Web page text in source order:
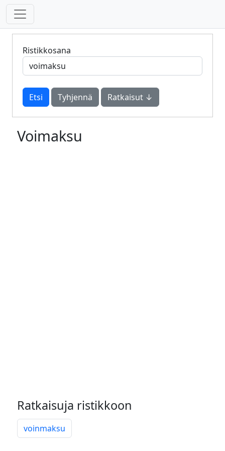
Ristikkosana
Tyhjennä Ratkaisut ↓
Voimaksu
Ratkaisuja ristikkoon
voinmaksu